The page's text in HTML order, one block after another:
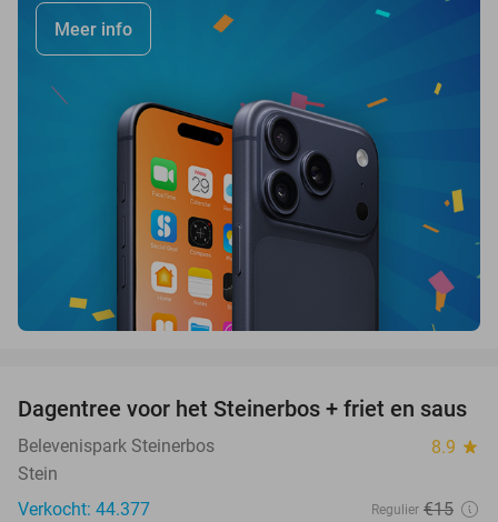
Meer info
37%
Dagentree voor het Steinerbos + friet en saus
Belevenispark Steinerbos 8.9 star
Stein
Verkocht: 44.377
Regulier €15